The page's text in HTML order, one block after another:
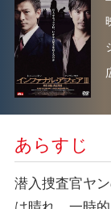
あらすじ
潜入捜査官ヤ